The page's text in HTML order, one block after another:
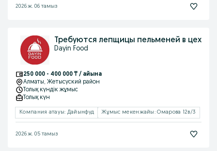
2026 ж. 06 тамыз
Требуются лепщицы пельменей в цех
Dayin Food
250 000 - 400 000 ₸ / айына
Алматы, Жетысуский район
Толық күндік жұмыс
Толық күн
Компания атауы: Дайынфуд Жұмыс мекенжайы: Омарова 12в/3
2026 ж. 05 тамыз